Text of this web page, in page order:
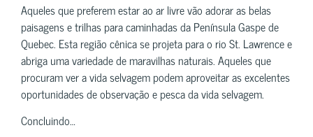
Aqueles que preferem estar ao ar livre vão adorar as belas
paisagens e trilhas para caminhadas da Península Gaspe de
Quebec. Esta região cênica se projeta para o rio St. Lawrence e
abriga uma variedade de maravilhas naturais. Aqueles que
procuram ver a vida selvagem podem aproveitar as excelentes
oportunidades de observação e pesca da vida selvagem.
Concluindo…